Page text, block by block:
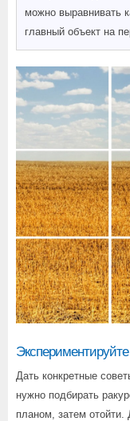
можно выравнивать
главный объект на
Дать конкретные
нужно подбирать
планом, затем отойти.